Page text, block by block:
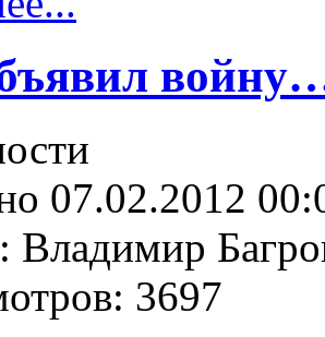
07.02.2012
Владимир
3697